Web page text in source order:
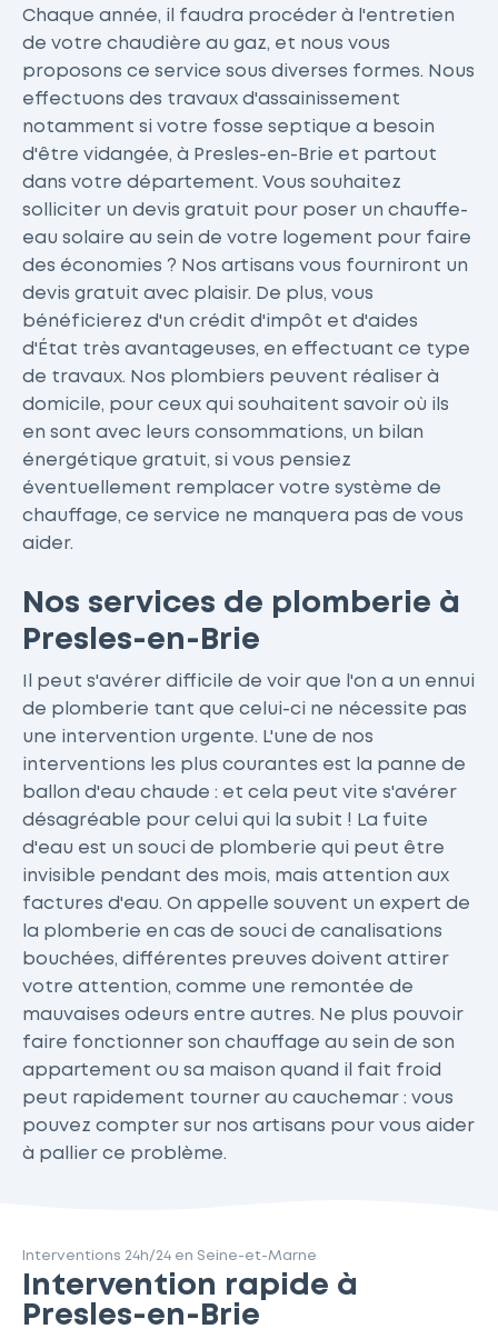
Chaque année, il faudra procéder à l'entretien
de votre chaudière au gaz, et nous vous
proposons ce service sous diverses formes. Nous
effectuons des travaux d'assainissement
notamment si votre fosse septique a besoin
d'être vidangée, à Presles-en-Brie et partout
dans votre département. Vous souhaitez
solliciter un devis gratuit pour poser un chauffe-
eau solaire au sein de votre logement pour faire
des économies ? Nos artisans vous fourniront un
devis gratuit avec plaisir. De plus, vous
bénéficierez d'un crédit d'impôt et d'aides
d'État très avantageuses, en effectuant ce type
de travaux. Nos plombiers peuvent réaliser à
domicile, pour ceux qui souhaitent savoir où ils
en sont avec leurs consommations, un bilan
énergétique gratuit, si vous pensiez
éventuellement remplacer votre système de
chauffage, ce service ne manquera pas de vous
aider.
Nos services de plomberie à
Presles-en-Brie
Il peut s'avérer difficile de voir que l'on a un ennui
de plomberie tant que celui-ci ne nécessite pas
une intervention urgente. L'une de nos
interventions les plus courantes est la panne de
ballon d'eau chaude : et cela peut vite s'avérer
désagréable pour celui qui la subit ! La fuite
d'eau est un souci de plomberie qui peut être
invisible pendant des mois, mais attention aux
factures d'eau. On appelle souvent un expert de
la plomberie en cas de souci de canalisations
bouchées, différentes preuves doivent attirer
votre attention, comme une remontée de
mauvaises odeurs entre autres. Ne plus pouvoir
faire fonctionner son chauffage au sein de son
appartement ou sa maison quand il fait froid
peut rapidement tourner au cauchemar : vous
pouvez compter sur nos artisans pour vous aider
à pallier ce problème.
Interventions 24h/24 en Seine-et-Marne
Intervention rapide à
Presles-en-Brie